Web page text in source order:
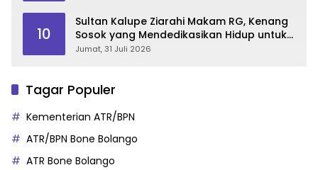
10
Sultan Kalupe Ziarahi Makam RG, Kenang
Sosok yang Mendedikasikan Hidup untuk
Gorontalo
Jumat, 31 Juli 2026
Tagar Populer
Kementerian ATR/BPN
ATR/BPN Bone Bolango
ATR Bone Bolango